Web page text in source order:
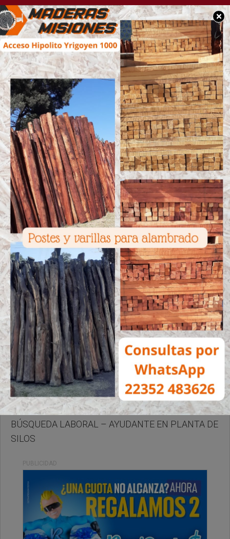
×
SOCIEDAD
Oportunidad Laboral:
Estamos en la
búsqueda de un
ayudante para planta
de silos
Martes, 03 de Marzo de 2026 . 10:08 Hs.
BÚSQUEDA LABORAL – AYUDANTE EN PLANTA DE
SILOS
PUBLICIDAD